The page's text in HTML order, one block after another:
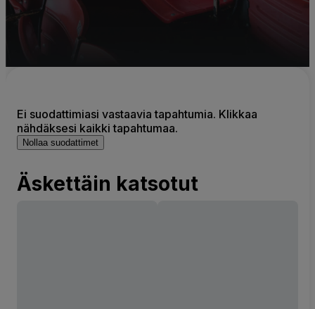
Ei suodattimiasi vastaavia tapahtumia. Klikkaa
nähdäksesi kaikki tapahtumaa.
Nollaa suodattimet
Äskettäin katsotut